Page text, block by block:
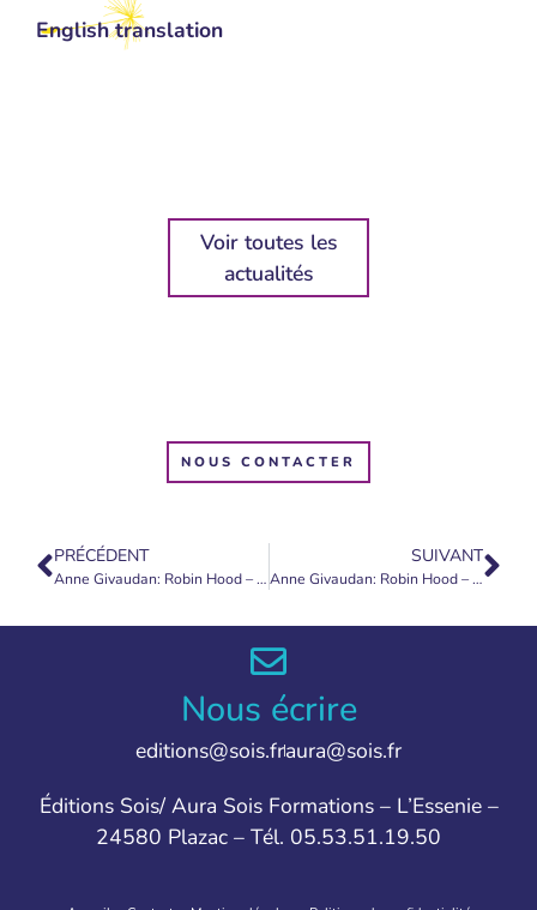
English translation
Voir toutes les
actualités
NOUS CONTACTER
PRÉCÉDENT
Anne Givaudan: Robin Hood – 06-17-2024 – English translation
SUIVANT
Anne Givaudan: Robin Hood – 09-19-2024 – English translation
Nous écrire
editions@sois.fraura@sois.fr
Éditions Sois/ Aura Sois Formations – L’Essenie –
24580 Plazac – Tél. 05.53.51.19.50